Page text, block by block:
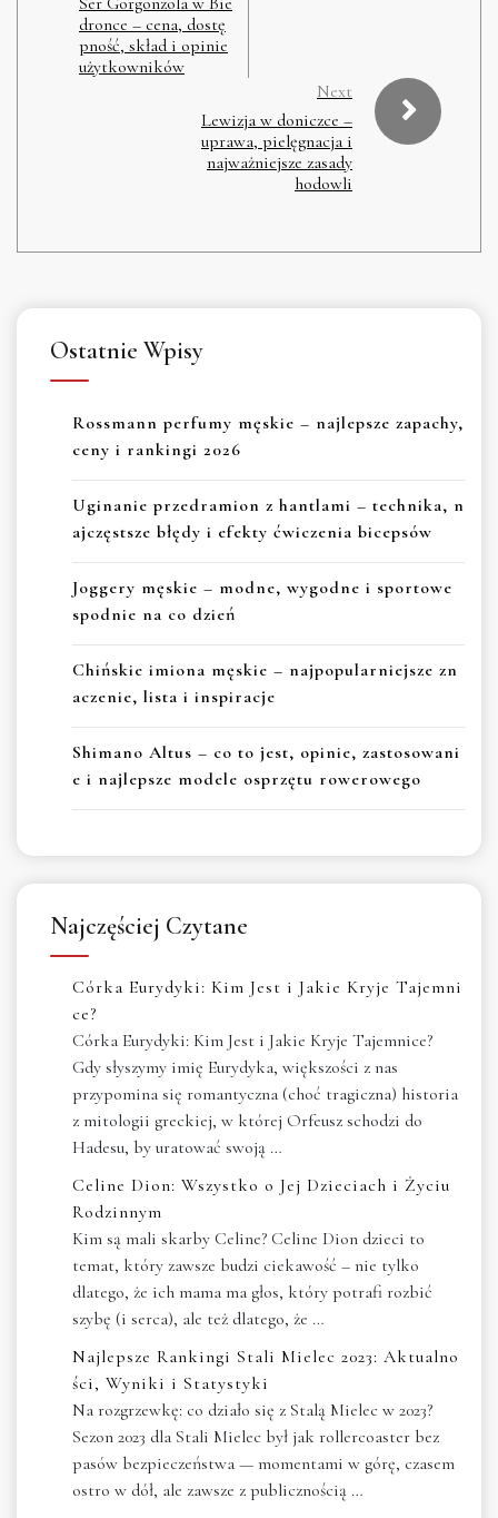
dronce – cena, dostę
pność, skład i opinie
użytkowników
Next
Lewizja w doniczce –
uprawa, pielęgnacja i
najważniejsze zasady
hodowli
Ostatnie Wpisy
Rossmann perfumy męskie – najlepsze zapachy,
ceny i rankingi 2026
Uginanie przedramion z hantlami – technika, n
ajczęstsze błędy i efekty ćwiczenia bicepsów
Joggery męskie – modne, wygodne i sportowe
spodnie na co dzień
Chińskie imiona męskie – najpopularniejsze zn
aczenie, lista i inspiracje
Shimano Altus – co to jest, opinie, zastosowani
e i najlepsze modele osprzętu rowerowego
Najczęściej Czytane
Córka Eurydyki: Kim Jest i Jakie Kryje Tajemni
ce?
Córka Eurydyki: Kim Jest i Jakie Kryje Tajemnice?
Gdy słyszymy imię Eurydyka, większości z nas
przypomina się romantyczna (choć tragiczna) historia
z mitologii greckiej, w której Orfeusz schodzi do
Hadesu, by uratować swoją …
Celine Dion: Wszystko o Jej Dzieciach i Życiu
Rodzinnym
Kim są mali skarby Celine? Celine Dion dzieci to
temat, który zawsze budzi ciekawość – nie tylko
dlatego, że ich mama ma głos, który potrafi rozbić
szybę (i serca), ale też dlatego, że …
Najlepsze Rankingi Stali Mielec 2023: Aktualno
ści, Wyniki i Statystyki
Na rozgrzewkę: co działo się z Stalą Mielec w 2023?
Sezon 2023 dla Stali Mielec był jak rollercoaster bez
pasów bezpieczeństwa — momentami w górę, czasem
ostro w dół, ale zawsze z publicznością …